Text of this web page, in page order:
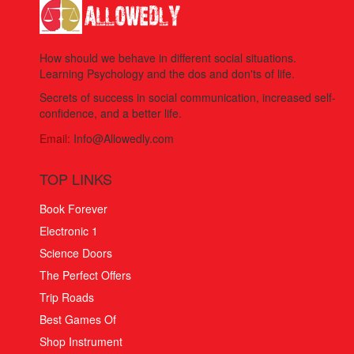
How should we behave in different social situations.
Learning Psychology and the dos and don'ts of life.
Secrets of success in social communication, increased self-
confidence, and a better life.
Email: Info@Allowedly.com
TOP LINKS
Book Forever
Electronic 1
Science Doors
The Perfect Offers
Trip Roads
Best Games Of
Shop Instrument